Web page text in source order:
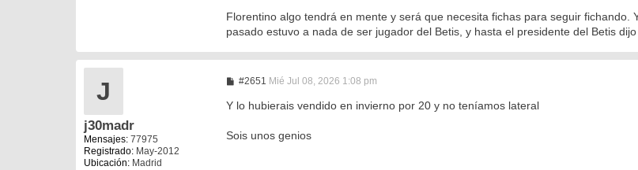
Florentino algo tendrá en mente y será que necesita fichas para seguir
pasado estuvo a nada de ser jugador del Betis, y hasta el presidente del Betis
J
j30madr
Mensajes: 77975
Registrado: May-2012
Ubicación: Madrid
#2651 M
n
j
Mié Jul 08, 2026 1:08 pm
Y lo hubierais vendido en invierno por 20 y no teníamos lateral
Sois unos genios